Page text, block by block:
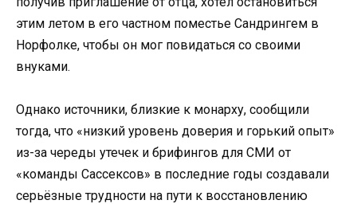
этим летом в его частном поместье Сандрингем в
Норфолке, чтобы он мог повидаться со своими
внуками.
Однако источники, близкие к монарху, сообщили
тогда, что «низкий уровень доверия и горький опыт»
из-за череды утечек и брифингов для СМИ от
«команды Сассексов» в последние годы создавали
серьёзные трудности на пути к восстановлению